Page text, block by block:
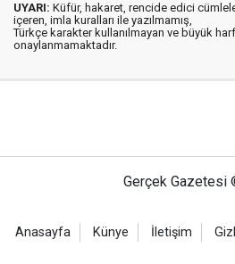
UYARI: Küfür, hakaret, rencide edici
içeren, imla kuralları ile yazılmamış,
Türkçe karakter kullanılmayan ve büyük
onaylanmamaktadır.
Gerçek Gazetesi
Anasayfa Künye İletişim